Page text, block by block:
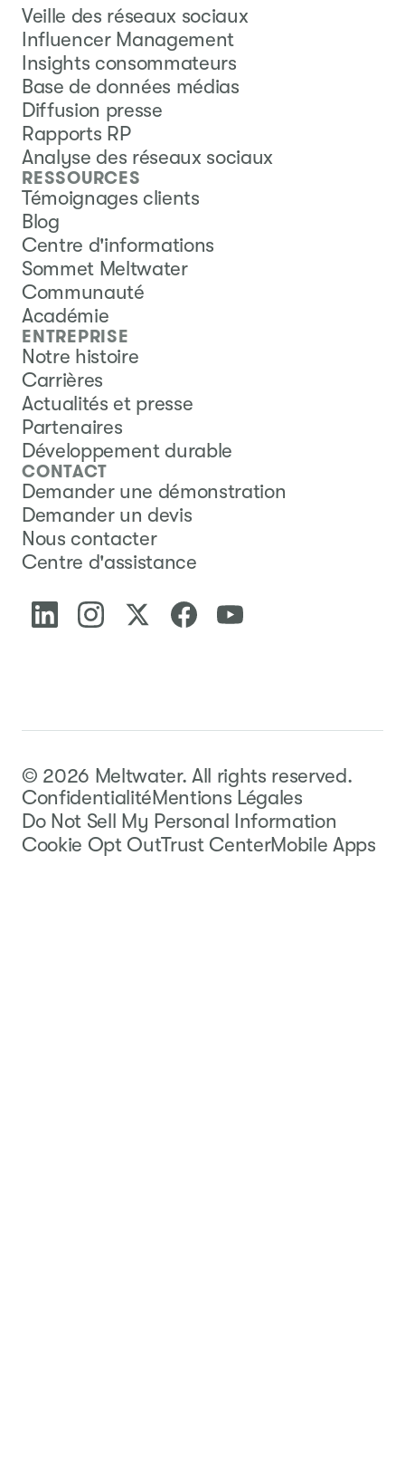
Veille des réseaux sociaux
Influencer Management
Insights consommateurs
Base de données médias
Diffusion presse
Rapports RP
Analyse des réseaux sociaux
RESSOURCES
Témoignages clients
Blog
Centre d'informations
Sommet Meltwater
Communauté
Académie
ENTREPRISE
Notre histoire
Carrières
Actualités et presse
Partenaires
Développement durable
CONTACT
Demander une démonstration
Demander un devis
Nous contacter
Centre d'assistance
© 2026 Meltwater. All rights reserved.
ConfidentialitéMentions Légales
Do Not Sell My Personal Information
Cookie Opt OutTrust CenterMobile Apps